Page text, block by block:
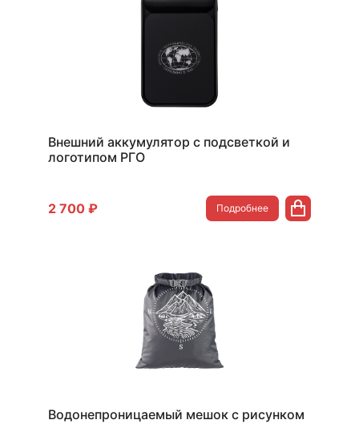
Внешний аккумулятор с подсветкой и
логотипом РГО
2 700 ₽ Подробнее
Водонепроницаемый мешок с рисунком